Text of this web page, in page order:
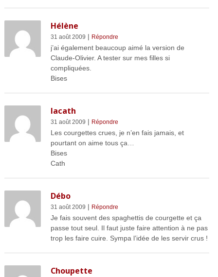
Hélène
31 août 2009 | Répondre
j’ai également beaucoup aimé la version de
Claude-Olivier. A tester sur mes filles si
compliquées.
Bises
lacath
31 août 2009 | Répondre
Les courgettes crues, je n’en fais jamais, et
pourtant on aime tous ça…
Bises
Cath
Débo
31 août 2009 | Répondre
Je fais souvent des spaghettis de courgette et ça
passe tout seul. Il faut juste faire attention à ne pas
trop les faire cuire. Sympa l’idée de les servir crus !
Choupette